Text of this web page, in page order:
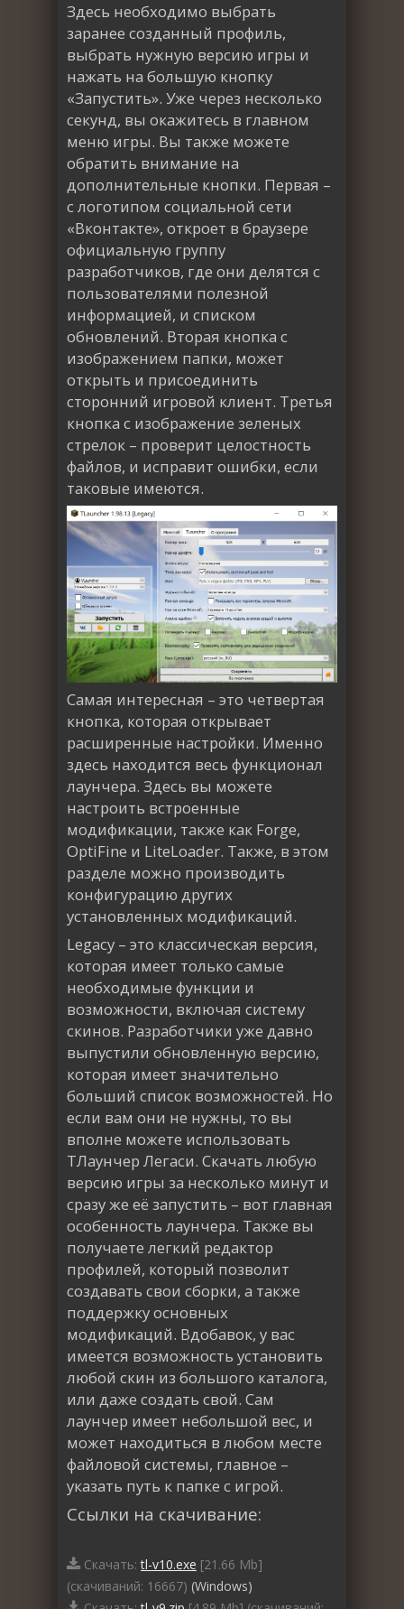
Здесь необходимо выбрать
заранее созданный профиль,
выбрать нужную версию игры и
нажать на большую кнопку
«Запустить». Уже через несколько
секунд, вы окажитесь в главном
меню игры. Вы также можете
обратить внимание на
дополнительные кнопки. Первая –
с логотипом социальной сети
«Вконтакте», откроет в браузере
официальную группу
разработчиков, где они делятся с
пользователями полезной
информацией, и списком
обновлений. Вторая кнопка с
изображением папки, может
открыть и присоединить
сторонний игровой клиент. Третья
кнопка с изображение зеленых
стрелок – проверит целостность
файлов, и исправит ошибки, если
таковые имеются.
Самая интересная – это четвертая
кнопка, которая открывает
расширенные настройки. Именно
здесь находится весь функционал
лаунчера. Здесь вы можете
настроить встроенные
модификации, также как Forge,
OptiFine и LiteLoader. Также, в этом
разделе можно производить
конфигурацию других
установленных модификаций.
Legacy – это классическая версия,
которая имеет только самые
необходимые функции и
возможности, включая систему
скинов. Разработчики уже давно
выпустили обновленную версию,
которая имеет значительно
больший список возможностей. Но
если вам они не нужны, то вы
вполне можете использовать
ТЛаунчер Легаси. Скачать любую
версию игры за несколько минут и
сразу же её запустить – вот главная
особенность лаунчера. Также вы
получаете легкий редактор
профилей, который позволит
создавать свои сборки, а также
поддержку основных
модификаций. Вдобавок, у вас
имеется возможность установить
любой скин из большого каталога,
или даже создать свой. Сам
лаунчер имеет небольшой вес, и
может находиться в любом месте
файловой системы, главное –
указать путь к папке с игрой.
Ссылки на скачивание:
Скачать:tl-v10.exe [21.66 Mb]
(cкачиваний: 16667) (Windows)